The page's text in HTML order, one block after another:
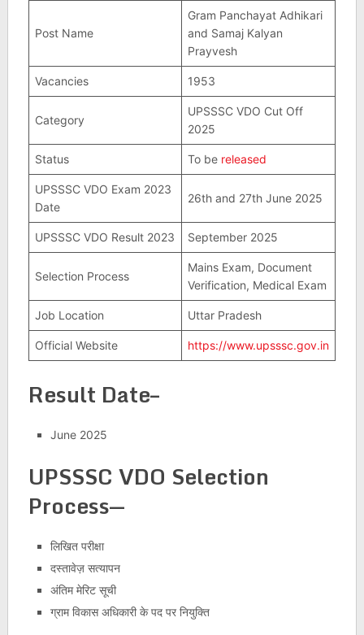
Post Name
Gram Panchayat Adhikari
and Samaj Kalyan
Prayvesh
Vacancies 1953
Category
UPSSSC VDO Cut Off
2025
Status To be released
UPSSSC VDO Exam 2023
Date
26th and 27th June 2025
UPSSSC VDO Result 2023 September 2025
Selection Process
Mains Exam, Document
Verification, Medical Exam
Job Location Uttar Pradesh
Official Website https://www.upsssc.gov.in
Result Date–
June 2025
UPSSSC VDO Selection
Process—
लिखित परीक्षा
दस्तावेज़ सत्यापन
अंतिम मेरिट सूची
ग्राम विकास अधिकारी के पद पर नियुक्ति